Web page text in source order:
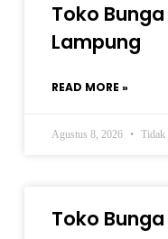
Toko
Lampung
READ MORE »
Agustus 8, 2026 Tidak
Toko